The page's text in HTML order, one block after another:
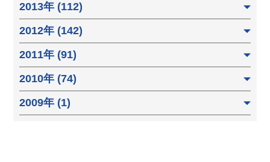
2013年 (112)
2012年 (142)
2011年 (91)
2010年 (74)
2009年 (1)